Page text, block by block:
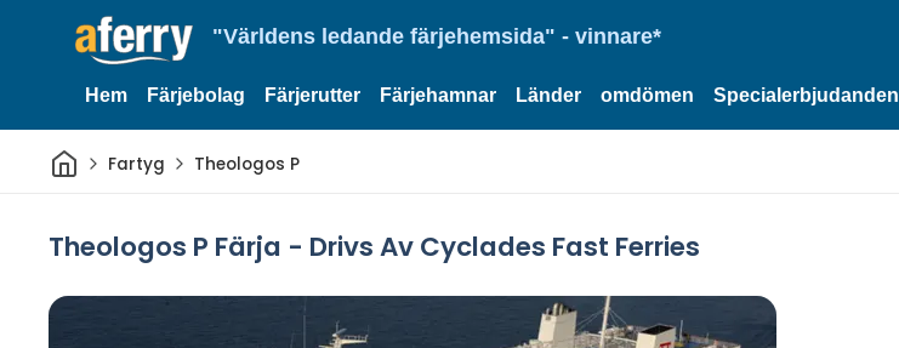
"Världens ledande färjehemsida" - vinnare*
Hem Färjebolag Färjerutter Färjehamnar Länder omdömen Specialerbjudanden
HemFartyg Theologos P
Theologos P Färja - Drivs Av Cyclades Fast Ferries